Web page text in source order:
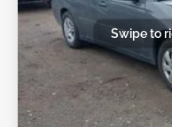
Swipe to